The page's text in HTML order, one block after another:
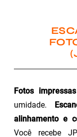
Fotos impressas
umidade.
alinhamento e
Você recebe